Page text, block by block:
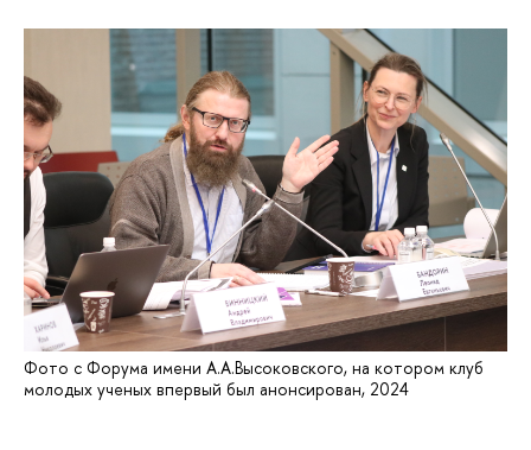
Фото с Форума имени А.А.Высоковского, на котором клуб
молодых ученых впервый был анонсирован, 2024